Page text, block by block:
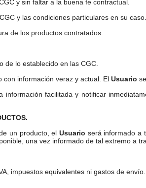
y sin faltar a la buena fe contractual.
y las condiciones particulares en su caso.
de los productos contratados.
de lo establecido en las CGC.
información veraz y actual. El Usuario
información facilitada y notificar
un producto, elUsuario será informado a
una vez informado de tal extremo a
impuestos equivalentes ni gastos de